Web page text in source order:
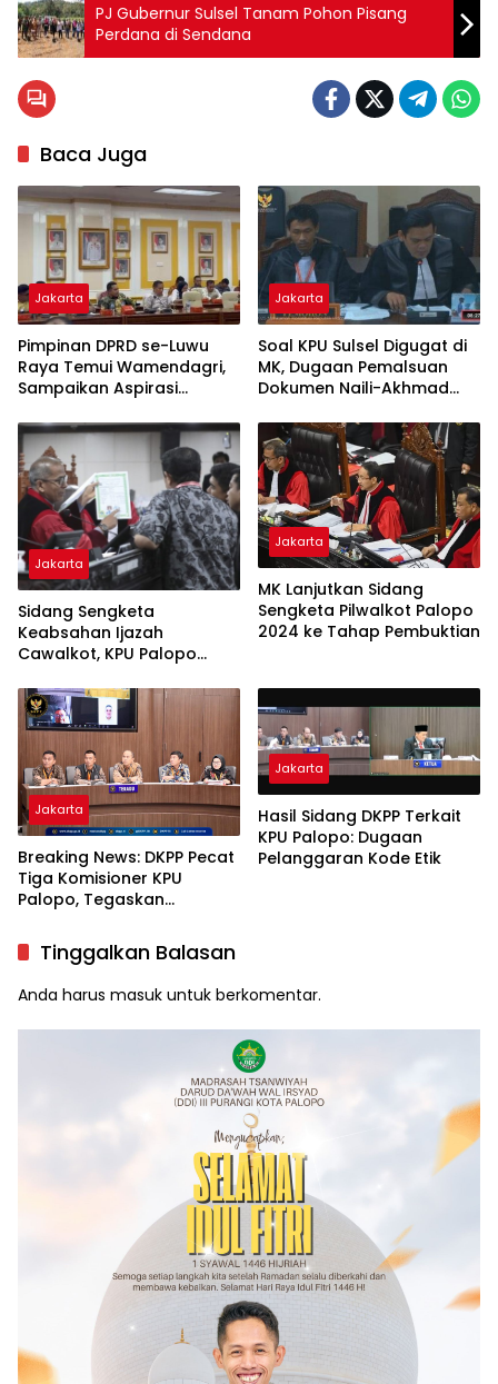
PJ Gubernur Sulsel Tanam Pohon Pisang
Perdana di Sendana
Baca Juga
Jakarta
Pimpinan DPRD se-Luwu
Raya Temui Wamendagri,
Sampaikan Aspirasi
Jakarta
Soal KPU Sulsel Digugat di
MK, Dugaan Pemalsuan
Dokumen Naili-Akhmad
Jakarta
Sidang Sengketa
Keabsahan Ijazah
Cawalkot, KPU Palopo
Komisioner
Jakarta
MK Lanjutkan Sidang
Sengketa Pilwalkot Palopo
2024 ke Tahap Pembuktian
Jakarta
Breaking News: DKPP Pecat
Tiga Komisioner KPU
Palopo, Tegaskan
Jakarta
Hasil Sidang DKPP Terkait
KPU Palopo: Dugaan
Pelanggaran Kode Etik
Tinggalkan Balasan
Anda harus masuk untuk berkomentar.